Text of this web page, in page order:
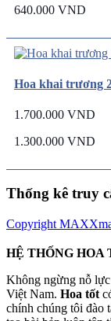
640.000 VND
Hoa khai trương
1.700.000 VND
1.300.000 VND
Thống kê truy
Copyright
HỆ THỐNG HOA
Không ngừng nỗ lực
Việt Nam. Hoa tốt
chính chúng tôi đào